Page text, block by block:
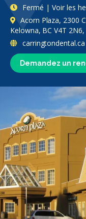
Demandez un
Fermé | Voir les
Acorn Plaza, 2300
Kelowna, BC V4T 2N6,
carringtondental.ca